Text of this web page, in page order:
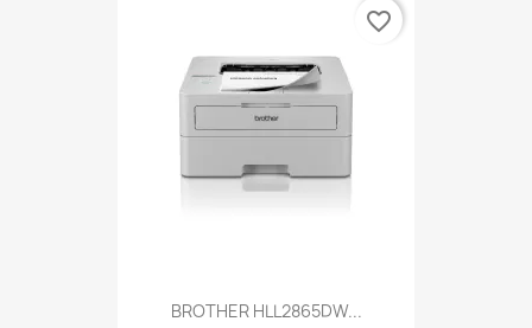
BROTHER HLL2865DW...
favorite_border